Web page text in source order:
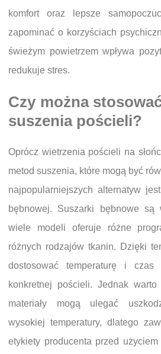
komfort oraz lepsze
zapominać o korzyściach
świeżym powietrzem wpływa
redukuje stres.
Czy można
suszenia pościeli?
Oprócz wietrzenia pościeli na
metod suszenia, które mogą być
najpopularniejszych alternatyw
bębnowej. Suszarki bębnowe
wiele modeli oferuje różne
różnych rodzajów tkanin. Dzięki
dostosować temperaturę i
konkretnej pościeli. Jednak
materiały mogą ulegać
wysokiej temperatury, dlatego
etykiety producenta przed